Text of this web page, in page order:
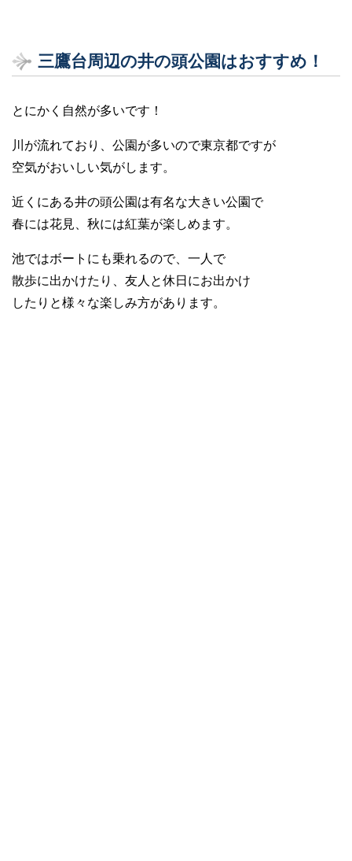
三鷹台周辺の井の頭公園はおすすめ！
とにかく自然が多いです！
川が流れており、公園が多いので東京都ですが
空気がおいしい気がします。
近くにある井の頭公園は有名な大きい公園で
春には花見、秋には紅葉が楽しめます。
池ではボートにも乗れるので、一人で
散歩に出かけたり、友人と休日にお出かけ
したりと様々な楽しみ方があります。